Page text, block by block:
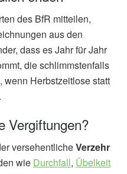
des BfR mitteilen,
aus den
dass es Jahr für Jahr
die schlimmstenfalls
wenn Herbstzeitlose statt
Vergiftungen?
versehentlicheVerzehr
wie Durchfall, Übelkeit